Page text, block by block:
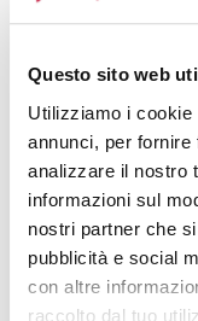
Questo sito web
Utilizziamo i
annunci, per
analizzare il nostro
informazioni sul
nostri partner che
pubblicità e social
con altre
raccolto dal tuo
Domande
Prodotti